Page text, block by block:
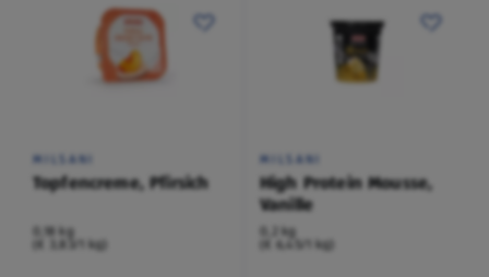
MILSANI
Topfencreme, Pfirsich
0,18 kg
(€ 3,83/1 kg)
MILSANI
High Protein Mousse,
Vanille
0,2 kg
(€ 6,45/1 kg)